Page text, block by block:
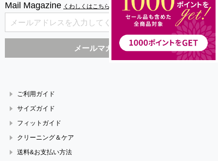
Mail Magazine くわしくはこちら
ご利用ガイド
サイズガイド
フィットガイド
クリーニング＆ケア
送料&お支払い方法